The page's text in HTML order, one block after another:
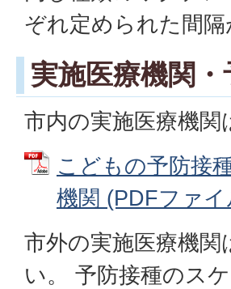
ぞれ定められた間隔
実施医療機関
市内の実施医療機
こどもの予防接
機関 (PDFファ
市外の実施医療機
い。 予防接種のス